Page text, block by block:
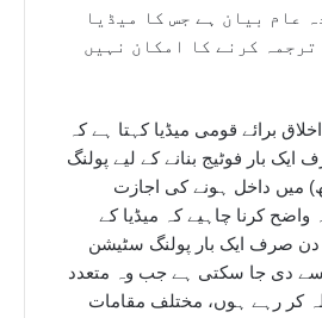
عام بیان ہے جس کا میڈیا
کرنے کا امکان نہیں
برائے قومی میڈیا کہتا ہے کہ
بار فوٹیج بنانے کے لیے پولنگ
میں داخل ہونے کی اجازت
کرنا چاہیے کہ میڈیا کے
دن صرف ایک بار پولنگ سٹیشن
دی جا سکتی ہے جب وہ متعدد
کر رہے ہوں، مختلف مقامات